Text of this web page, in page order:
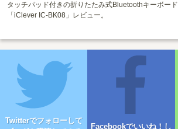
タッチパッド付きの折りたたみ式Bluetoothキーボード
「iClever IC-BK08」レビュー。
Twitterでフォローして
Facebookでいいね！し